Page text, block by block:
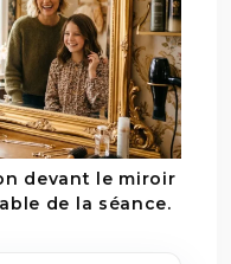
devant le miroir
de la séance.